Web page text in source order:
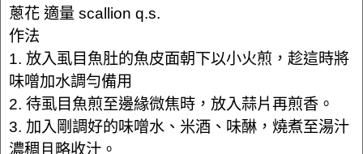
蔥花 適量 scallion q.s.
作法
1. 放入虱目魚肚的魚皮面朝下以小火煎，趁這時將
味噌加水調勻備用
2. 待虱目魚煎至邊緣微焦時，放入蒜片再煎香。
3. 加入剛調好的味噌水、米酒、味醂，燒煮至湯汁
濃稠且略收汁。